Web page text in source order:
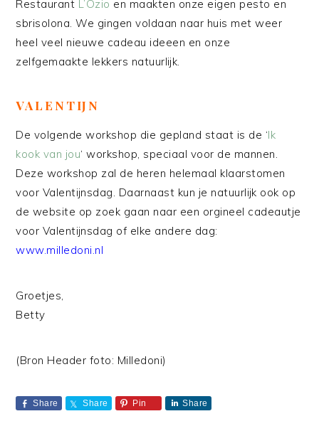
Restaurant L’Ozio en maakten onze eigen pesto en
sbrisolona. We gingen voldaan naar huis met weer
heel veel nieuwe cadeau ideeen en onze
zelfgemaakte lekkers natuurlijk.
VALENTIJN
De volgende workshop die gepland staat is de ‘Ik
kook van jou‘ workshop, speciaal voor de mannen.
Deze workshop zal de heren helemaal klaarstomen
voor Valentijnsdag. Daarnaast kun je natuurlijk ook op
de website op zoek gaan naar een orgineel cadeautje
voor Valentijnsdag of elke andere dag:
www.milledoni.nl
Groetjes,
Betty
(Bron Header foto: Milledoni)
Share Share Pin Share